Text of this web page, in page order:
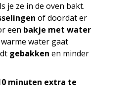
je ze in de oven bakt.
of doordat er
een bakje met water
water gaat
gebakken en minder
minuten extra te